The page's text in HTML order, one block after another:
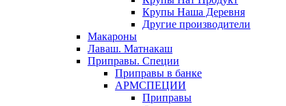
Крупы Наша Деревня
Другие производители
Макароны
Лаваш. Матнакаш
Приправы. Специи
Приправы в банке
АРМСПЕЦИИ
Приправы